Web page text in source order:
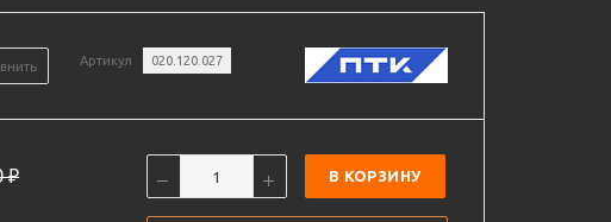
Артикул 020.120.027
₽ В КОРЗИНУ